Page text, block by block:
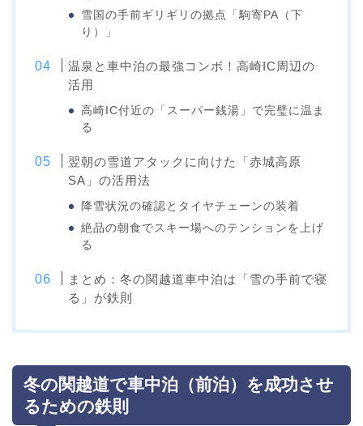
雪国の手前ギリギリの拠点「駒寄PA（下
り）」
温泉と車中泊の最強コンボ！高崎IC周辺の
活用
高崎IC付近の「スーパー銭湯」で完璧に温ま
る
翌朝の雪道アタックに向けた「赤城高原
SA」の活用法
降雪状況の確認とタイヤチェーンの装着
絶品の朝食でスキー場へのテンションを上げ
る
まとめ：冬の関越道車中泊は「雪の手前で寝
る」が鉄則
冬の関越道で車中泊（前泊）を成功させ
るための鉄則